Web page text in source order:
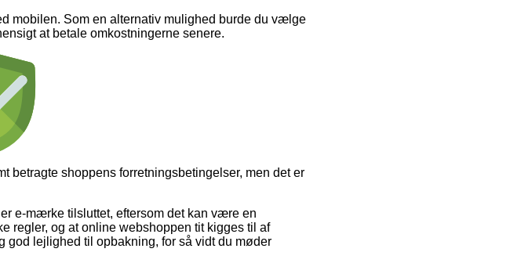
mobilen. Som en alternativ mulighed burde du vælge
at betale omkostningerne senere.
betragte shoppens forretningsbetingelser, men det er
e-mærke tilsluttet, eftersom det kan være en
regler, og at online webshoppen tit kigges til af
god lejlighed til opbakning, for så vidt du møder